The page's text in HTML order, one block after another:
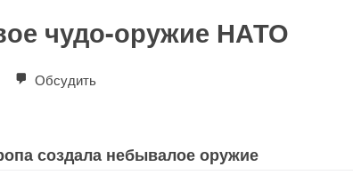
чудо-оружие НАТО
Обсудить
создала небывалое оружие